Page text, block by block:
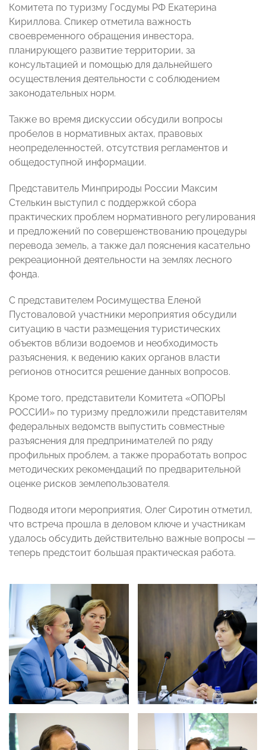
Комитета по туризму Госдумы РФ Екатерина
Кириллова. Спикер отметила важность
своевременного обращения инвестора,
планирующего развитие территории, за
консультацией и помощью для дальнейшего
осуществления деятельности с соблюдением
законодательных норм.
Также во время дискуссии обсудили вопросы
пробелов в нормативных актах, правовых
неопределенностей, отсутствия регламентов и
общедоступной информации.
Представитель Минприроды России Максим
Стелькин выступил с поддержкой сбора
практических проблем нормативного регулирования
и предложений по совершенствованию процедуры
перевода земель, а также дал пояснения касательно
рекреационной деятельности на землях лесного
фонда.
С представителем Росимущества Еленой
Пустоваловой участники мероприятия обсудили
ситуацию в части размещения туристических
объектов вблизи водоемов и необходимость
разъяснения, к ведению каких органов власти
регионов относится решение данных вопросов.
Кроме того, представители Комитета «ОПОРЫ
РОССИИ» по туризму предложили представителям
федеральных ведомств выпустить совместные
разъяснения для предпринимателей по ряду
профильных проблем, а также проработать вопрос
методических рекомендаций по предварительной
оценке рисков землепользователя.
Подводя итоги мероприятия, Олег Сиротин отметил,
что встреча прошла в деловом ключе и участникам
удалось обсудить действительно важные вопросы —
теперь предстоит большая практическая работа.